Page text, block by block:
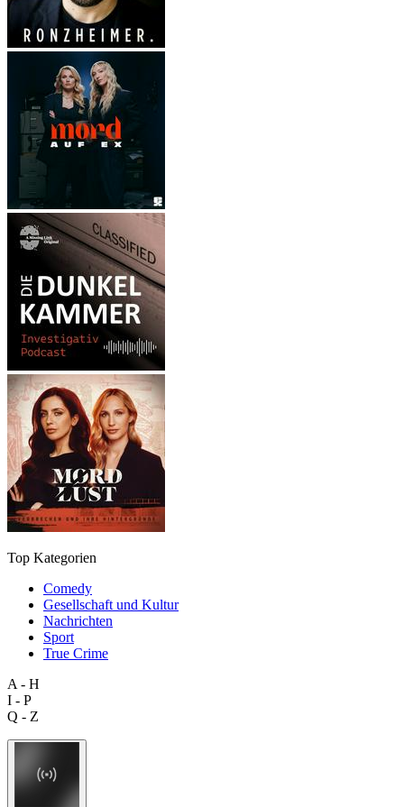
Top Kategorien
Comedy
Gesellschaft und Kultur
Nachrichten
Sport
True Crime
A - H
I - P
Q - Z